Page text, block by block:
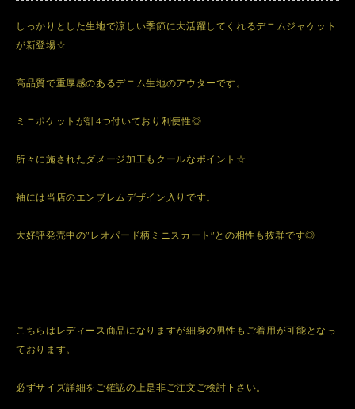
しっかりとした生地で涼しい季節に大活躍してくれるデニムジャケット
が新登場☆
高品質で重厚感のあるデニム生地のアウターです。
ミニポケットが計4つ付いており利便性◎
所々に施されたダメージ加工もクールなポイント☆
袖には当店のエンブレムデザイン入りです。
大好評発売中の"レオパード柄ミニスカート"との相性も抜群です◎
こちらはレディース商品になりますが細身の男性もご着用が可能となっ
ております。
必ずサイズ詳細をご確認の上是非ご注文ご検討下さい。